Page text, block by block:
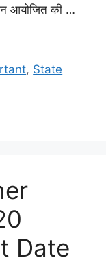
आयोजित की …
, State
Date